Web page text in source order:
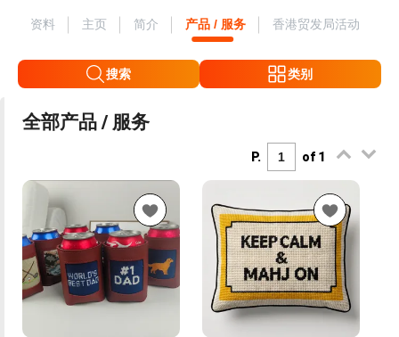
资料 主页 简介 产品 / 服务 香港贸发局活动
搜索 类别
全部产品 / 服务
P. of 1